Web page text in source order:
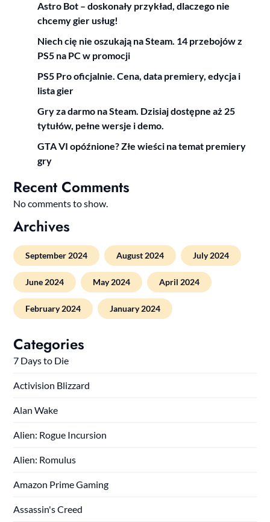
Astro Bot – doskonały przykład, dlaczego nie
chcemy gier usług!
Niech cię nie oszukają na Steam. 14 przebojów z
PS5 na PC w promocji
PS5 Pro oficjalnie. Cena, data premiery, edycja i
lista gier
Gry za darmo na Steam. Dzisiaj dostępne aż 25
tytułów, pełne wersje i demo.
GTA VI opóźnione? Złe wieści na temat premiery
gry
Recent Comments
No comments to show.
Archives
September 2024 August 2024 July 2024
June 2024 May 2024 April 2024
February 2024 January 2024
Categories
7 Days to Die
Activision Blizzard
Alan Wake
Alien: Rogue Incursion
Alien: Romulus
Amazon Prime Gaming
Assassin's Creed